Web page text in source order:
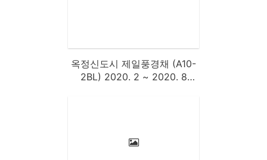
옥정신도시 제일풍경채 (A10-
2BL) 2020. 2 ~ 2020. 8